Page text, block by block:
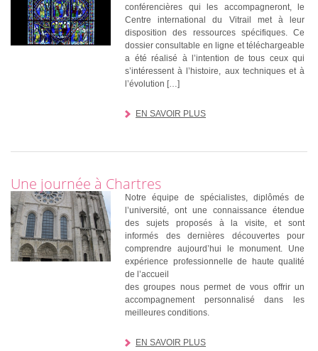
conférencières qui les accompagneront, le
Centre international du Vitrail met à leur
disposition des ressources spécifiques. Ce
dossier consultable en ligne et téléchargeable
a été réalisé à l’intention de tous ceux qui
s’intéressent à l’histoire, aux techniques et à
l’évolution […]
EN SAVOIR PLUS
Une journée à Chartres
Notre équipe de spécialistes, diplômés de
l’université, ont une connaissance étendue
des sujets proposés à la visite, et sont
informés des dernières découvertes pour
comprendre aujourd’hui le monument. Une
expérience professionnelle de haute qualité
de l’accueil
des groupes nous permet de vous offrir un
accompagnement personnalisé dans les
meilleures conditions.
EN SAVOIR PLUS